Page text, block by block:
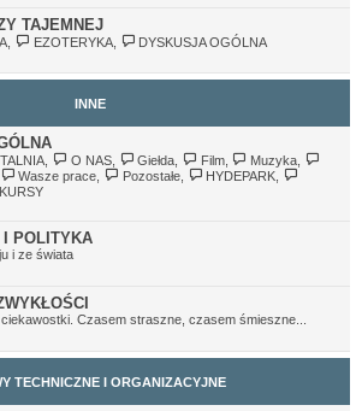
TAJEMNEJ
EZOTERYKA,
DYSKUSJA OGÓLNA
INNE
O NAS, Giełda Film, Muzyka
Wasze prace Pozostałe, HYDEPARK
I POLITYKA
i ze świata
Czasem straszne, czasem śmieszne...
TECHNICZNE I ORGANIZACYJNE